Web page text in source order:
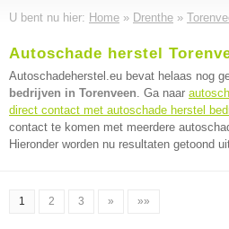
U bent nu hier: Home » Drenthe »
Autoschade herstel
Autoschadeherstel.eu bevat helaas nog
bedrijven in Torenveen. Ga naar
direct contact met autoschade herstel
contact te komen met meerdere
Hieronder worden nu resultaten getoond
1 2 3 » »»